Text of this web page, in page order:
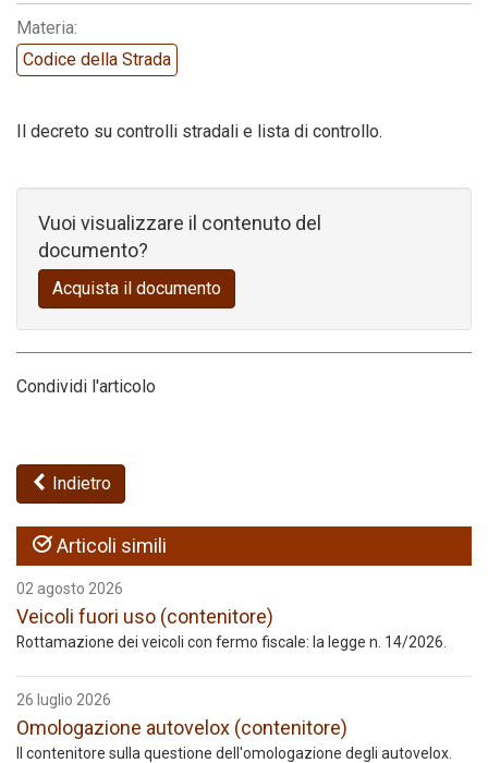
Codice della strada
Materia:
Codice della Strada
Il decreto su controlli stradali e lista di controllo.
Vuoi visualizzare il contenuto del
documento?
Acquista il documento
Condividi l'articolo
Indietro
Articoli simili
02 agosto 2026
Veicoli fuori uso (contenitore)
Rottamazione dei veicoli con fermo fiscale: la legge n. 14/2026.
26 luglio 2026
Omologazione autovelox (contenitore)
Il contenitore sulla questione dell'omologazione degli autovelox.